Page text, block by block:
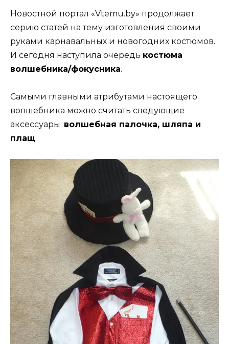
Новостной портал «Vtemu.by» продолжает
серию статей на тему изготовления своими
руками карнавальных и новогодних костюмов.
И сегодня наступила очередь костюма
волшебника/фокусника.
Самыми главными атрибутами настоящего
волшебника можно считать следующие
аксессуары: волшебная палочка, шляпа и
плащ.